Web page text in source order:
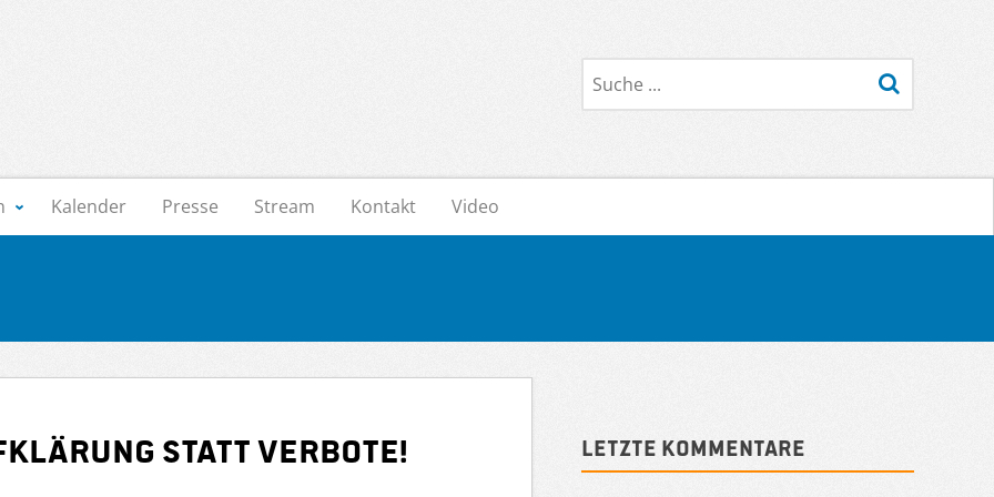
Suche
Kalender Presse Stream Kontakt Video
statt Verbote! Letzte Kommentare